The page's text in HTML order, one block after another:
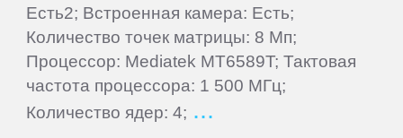
Есть2; Встроенная камера: Есть;
Количество точек матрицы: 8 Мп;
Процессор: Mediatek MT6589T; Тактовая
частота процессора: 1 500 МГц;
Количество ядер: 4;
Globex
Globus